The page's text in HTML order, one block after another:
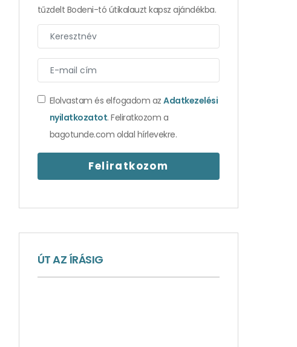
tűzdelt Bodeni-tó útikalauzt kapsz ajándékba.
Elolvastam és elfogadom azAdatkezelési
nyilatkozatot. Feliratkozom a
bagotunde.com oldal hírlevekre.
ÚT AZ ÍRÁSIG